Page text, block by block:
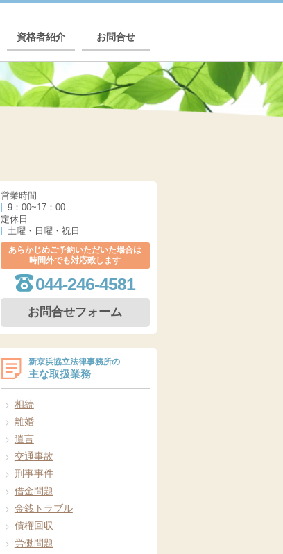
資格者紹介 お問合せ
営業時間
9：00~17：00
定休日
土曜・日曜・祝日
あらかじめご予約いただいた場合は
時間外でも対応致します
044-246-4581
お問合せフォーム
新京浜協立法律事務所の
主な取扱業務
相続
離婚
遺言
交通事故
刑事事件
借金問題
金銭トラブル
債権回収
労働問題